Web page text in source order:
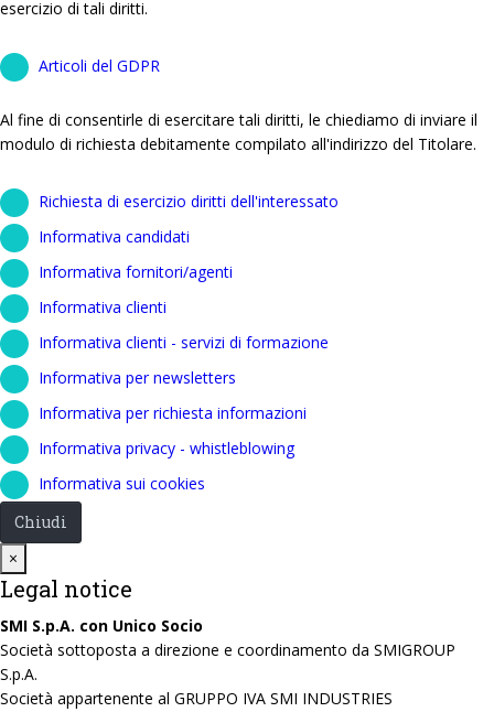
esercizio di tali diritti.
Articoli del GDPR
Al fine di consentirle di esercitare tali diritti, le chiediamo di inviare il
modulo di richiesta debitamente compilato all'indirizzo del Titolare.
Richiesta di esercizio diritti dell'interessato
Informativa candidati
Informativa fornitori/agenti
Informativa clienti
Informativa clienti - servizi di formazione
Informativa per newsletters
Informativa per richiesta informazioni
Informativa privacy - whistleblowing
Informativa sui cookies
Chiudi
×
Legal notice
SMI S.p.A. con Unico Socio
Società sottoposta a direzione e coordinamento da SMIGROUP
S.p.A.
Società appartenente al GRUPPO IVA SMI INDUSTRIES